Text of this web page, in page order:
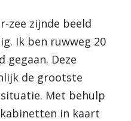
zee zijnde beeld
Ik ben ruwweg 20
gegaan. Deze
de grootste
Met behulp
in kaart